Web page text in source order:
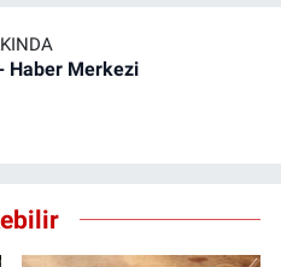
Haber Merkezi